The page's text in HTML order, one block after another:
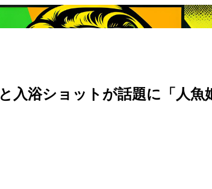
入浴ショットが話題に「人魚